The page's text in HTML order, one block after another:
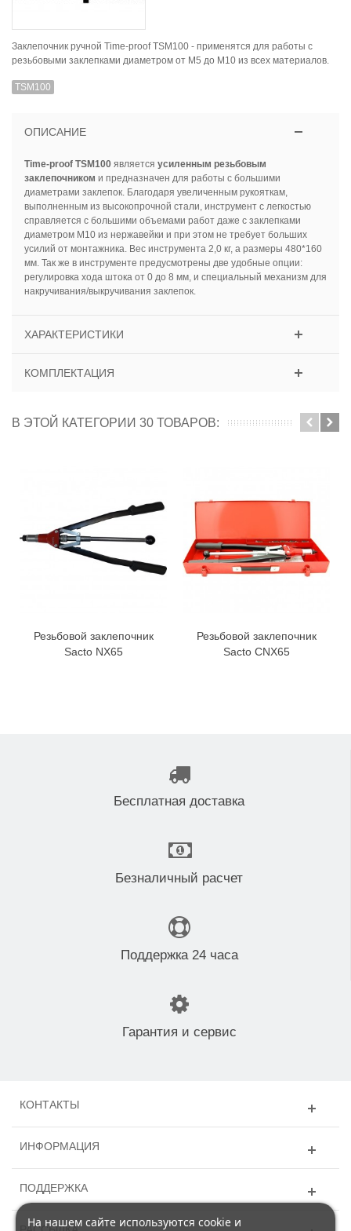
Заклепочник ручной Time-proof TSM100 - применятся для работы с
резьбовыми заклепками диаметром от М5 до М10 из всех материалов.
TSM100
ОПИСАНИЕ
Time-proof TSM100является усиленным резьбовым
заклепочником и предназначен для работы с большими
диаметрами заклепок. Благодаря увеличенным рукояткам,
выполненным из высокопрочной стали, инструмент с легкостью
справляется с большими объемами работ даже с заклепками
диаметром М10 из нержавейки и при этом не требует больших
усилий от монтажника. Вес инструмента 2,0 кг, а размеры 480*160
мм. Так же в инструменте предусмотрены две удобные опции:
регулировка хода штока от 0 до 8 мм, и специальный механизм для
накручивания/выкручивания заклепок.
ХАРАКТЕРИСТИКИ
КОМПЛЕКТАЦИЯ
В ЭТОЙ КАТЕГОРИИ 30 ТОВАРОВ:
Резьбовой заклепочник
Sacto NX65
Резьбовой заклепочник
Sacto CNX65
Бесплатная доставка
Безналичный расчет
Поддержка 24 часа
Гарантия и сервис
КОНТАКТЫ
ИНФОРМАЦИЯ
ПОДДЕРЖКА
На нашем сайте используются cookie и